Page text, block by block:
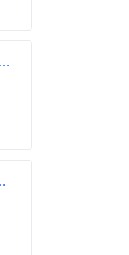
早安山丘 員林農工店-假日計時人員
骨科診所